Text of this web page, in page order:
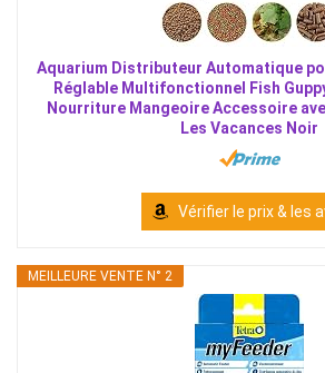
Aquarium Distributeur Automatique
Réglable Multifonctionnel Fish
Nourriture Mangeoire Accessoire
Les Vacances Noir
Vérifier le prix & les
MEILLEURE VENTE N° 2